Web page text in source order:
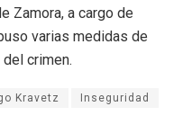
Zamora, a cargo de
varias medidas de
crimen.
Kravetz Inseguridad